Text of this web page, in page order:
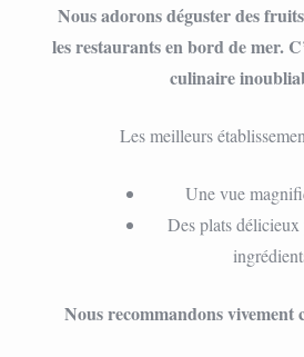
Nous adorons déguster des
les restaurants en bord de mer.
culinaire
Les meilleurs
Une vue
Des plats délicieux
Nous recommandons vivement